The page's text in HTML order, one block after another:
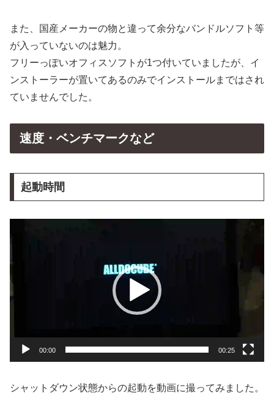
また、国産メーカーの物と違って余分なバンドルソフト等
が入っていないのは魅力。
フリーっぽいオフィスソフトが1つ付いていましたが、イ
ンストーラーが置いてあるのみでインストールまではされ
ていませんでした。
速度・ベンチマークなど
起動時間
プ
レ
ー
00:00 00:25
シャットダウン状態からの起動を動画に撮ってみました。